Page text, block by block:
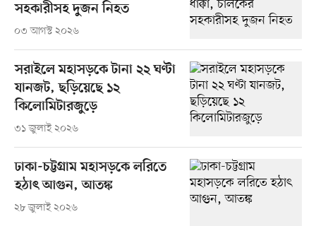
সহকারীসহ দুজন নিহত
০৩ আগস্ট ২০২৬
সরাইলে মহাসড়কে টানা ২২ ঘণ্টা
যানজট, ছড়িয়েছে ১২
কিলোমিটারজুড়ে
৩১ জুলাই ২০২৬
ঢাকা-চট্টগ্রাম মহাসড়কে লরিতে
হঠাৎ আগুন, আতঙ্ক
২৮ জুলাই ২০২৬